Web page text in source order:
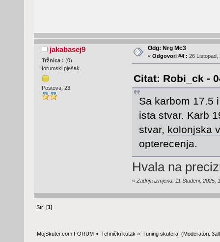
jakabasej9
Tržnica : (0)
forumski pješak
Postova: 23
Odg: Nrg Mc3
« Odgovori #4 : 26 Listopad,
Citat: Robi_ck -
Sa karbom 17.5
ista stvar. Karb
stvar, kolonjska
opterecenja.
Hvala na
« Zadnja izmjena: 11 Studeni, 2025,
Str: [1]
MojSkuter.com FORUM » Tehnički kutak » Tuning skutera (Moderatori: